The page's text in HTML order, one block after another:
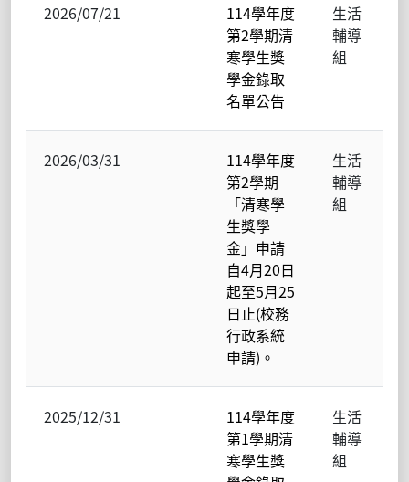
2026/07/21
114學年度
第2學期清
寒學生獎
學金錄取
名單公告
生活
輔導
組
2026/03/31
114學年度
第2學期
「清寒學
生獎學
金」申請
自4月20日
起至5月25
日止(校務
行政系統
申請)。
生活
輔導
組
2025/12/31
114學年度
第1學期清
寒學生獎
生活
輔導
組